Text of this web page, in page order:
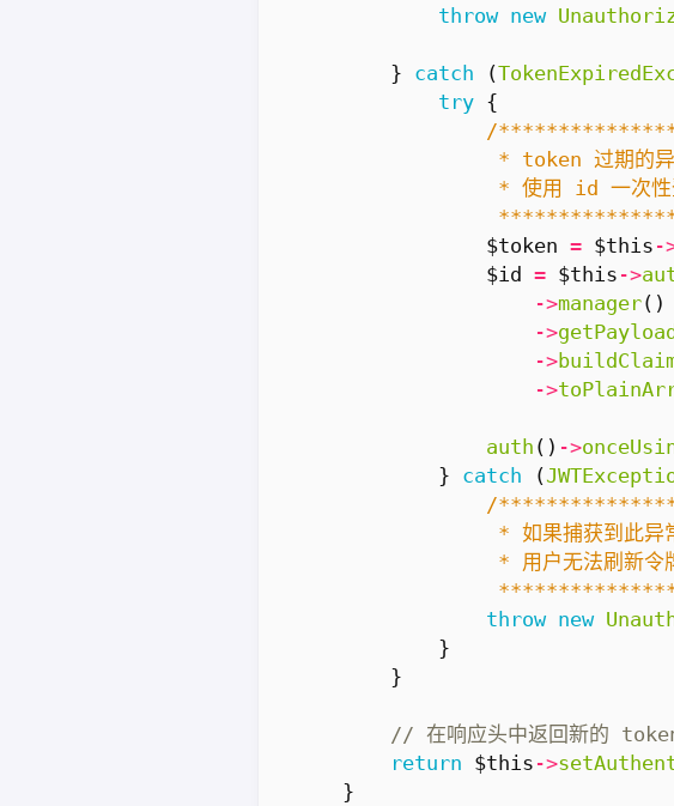
throw new
} catch (
try {
$token = $this -
$id = $this ->
->manager()
->
->
->
auth () ->
} catch (
throw new
}
}
return $this ->
}